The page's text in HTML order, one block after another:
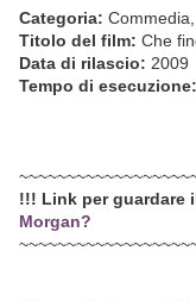
Categoria:
Titolo del film: Che
Data di rilascio: 2009
Tempo di esecuzione:
!!! Link per guardare
Morgan?